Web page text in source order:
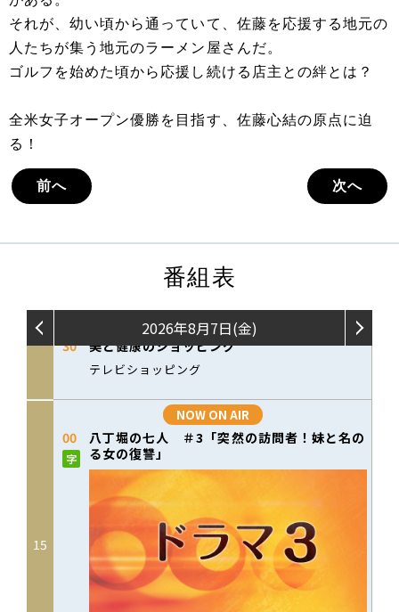
それが、幼い頃から通っていて、佐藤を応援する地元の
人たちが集う地元のラーメン屋さんだ。
ゴルフを始めた頃から応援し続ける店主との絆とは？
全米女子オープン優勝を目指す、佐藤心結の原点に迫
る！
前へ 次へ
番組表